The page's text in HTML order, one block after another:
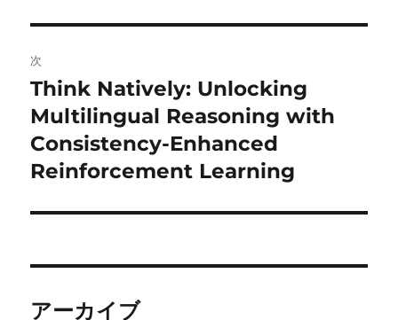
ビ
ゲ
ー
シ
ョ
ン
稿:
次
次
の
投
稿:
Think Natively: Unlocking
Multilingual Reasoning with
Consistency-Enhanced
Reinforcement Learning
アーカイブ